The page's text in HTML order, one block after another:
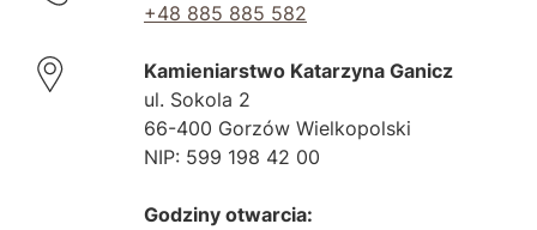
+48 885 885 582
Kamieniarstwo Katarzyna Ganicz
ul. Sokola 2
66-400 Gorzów Wielkopolski
NIP: 599 198 42 00
Godziny otwarcia: